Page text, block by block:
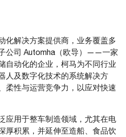
化解决方案提供商，业务覆盖多
公司 Automha（欧导）——一家
自动化的企业，柯马为不同行业
人及数字化技术的系统解决方
柔性与运营竞争力，以应对快速
应用于整车制造领域，尤其在电
厚积累，并延伸至造船、食品饮